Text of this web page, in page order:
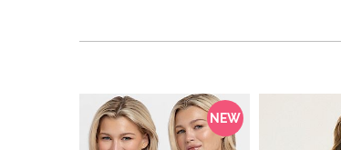
NEW